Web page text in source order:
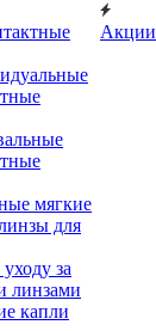
мягкие
для
за
линзами
капли
Акции